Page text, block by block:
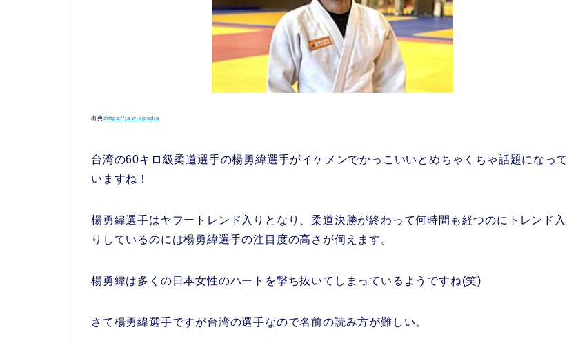
出典:https://ja.wikipedia
台湾の60キロ級柔道選手の楊勇緯選手がイケメンでかっこいいとめちゃくちゃ話題になって
いますね！
楊勇緯選手はヤフートレンド入りとなり、柔道決勝が終わって何時間も経つのにトレンド入
りしているのには楊勇緯選手の注目度の高さが伺えます。
楊勇緯は多くの日本女性のハートを撃ち抜いてしまっているようですね(笑)
さて楊勇緯選手ですが台湾の選手なので名前の読み方が難しい。